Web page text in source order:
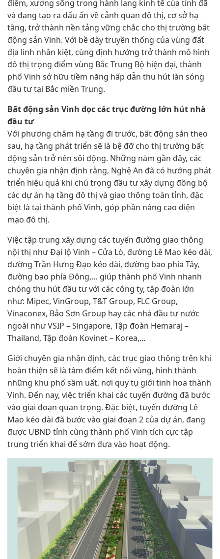
điểm, xương sống trong hành lang kinh tế của tỉnh đã
và đang tạo ra dấu ấn về cảnh quan đô thị, cơ sở hạ
tầng, trở thành nền tảng vững chắc cho thị trường bất
động sản Vinh. Với bề dày truyền thống của vùng đất
địa linh nhân kiệt, cùng định hướng trở thành mô hình
đô thị trọng điểm vùng Bắc Trung Bộ hiện đại, thành
phố Vinh sở hữu tiềm năng hấp dẫn thu hút làn sóng
đầu tư tại Bắc miền Trung.
Bất động sản Vinh dọc các trục đường lớn hút nhà
đầu tư
Với phương châm hạ tầng đi trước, bất động sản theo
sau, hạ tầng phát triển sẽ là bệ đỡ cho thị trường bất
động sản trở nên sôi động. Những năm gần đây, các
chuyên gia nhận định rằng, Nghệ An đã có hướng phát
triển hiệu quả khi chú trọng đầu tư xây dựng đồng bộ
các dự án hạ tầng đô thị và giao thông toàn tỉnh, đặc
biệt là tại thành phố Vinh, góp phần nâng cao diện
mạo đô thị.
Việc tập trung xây dựng các tuyến đường giao thông
nội thị như Đại lộ Vinh – Cửa Lò, đường Lê Mao kéo dài,
đường Trần Hưng Đạo kéo dài, đường bao phía Tây,
đường bao phía Đông,… giúp thành phố Vinh nhanh
chóng thu hút đầu tư với các công ty, tập đoàn lớn
như: Mipec, VinGroup, T&T Group, FLC Group,
Vinaconex, Bảo Sơn Group hay các nhà đầu tư nước
ngoài như VSIP – Singapore, Tập đoàn Hemaraj –
Thailand, Tập đoàn Kovinet – Korea,…
Giới chuyên gia nhận định, các trục giao thông trên khi
hoàn thiện sẽ là tâm điểm kết nối vùng, hình thành
những khu phố sầm uất, nơi quy tụ giới tinh hoa thành
Vinh. Đến nay, việc triển khai các tuyến đường đã bước
vào giai đoạn quan trọng. Đặc biệt, tuyến đường Lê
Mao kéo dài đã bước vào giai đoạn 2 của dự án, đang
được UBND tỉnh cùng thành phố Vinh tích cực tập
trung triển khai để sớm đưa vào hoạt động.